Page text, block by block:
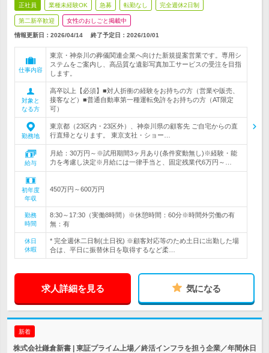
正社員 業種未経験OK 急募 転勤なし 完全週休2日制
第二新卒歓迎 女性のおしごと掲載中
情報更新日：2026/04/14 終了予定日： 2026/10/01
仕事内容
東京・神奈川の葬儀関連企業へ向けた新規提案営業です。専用シ
ステムをご案内し、高品質な遺影写真加工サービスの受注を目指
します。
対象と
なる方
高卒以上【必須】■対人折衝の経験をお持ちの方（営業や販売、
接客など）■普通自動車第一種運転免許をお持ちの方（AT限定
可）
勤務地
東京都（23区内・23区外）、神奈川県の顧客先 ご自宅からの直
行直帰となります。 東京支社・ショー…
給与
月給：30万円～※試用期間3ヶ月あり(条件変動無し)※経験・能
力を考慮し決定※月給には一律手当と、固定残業代6万円～…
初年度
年収
450万円～600万円
勤務
時間
8:30～17:30（実働8時間）※休憩時間：60分※時間外労働の有
無：有
休日
休暇
* 完全週休二日制(土日祝) ※顧客対応等のため土日に出勤した場
合は、平日に振替休日を取得するなど柔…
求人詳細を見る 気になる
新着
株式会社鎌倉新書 | 東証プライム上場／終活インフラを担う企業／年間休日